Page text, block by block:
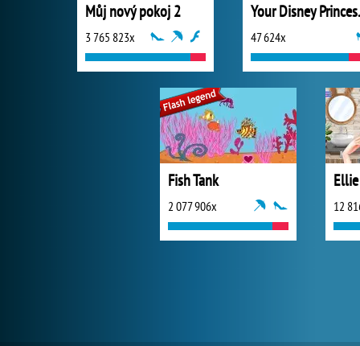
Můj nový pokoj 2
3 765 823x 47 624x
Fish Tank
2 077 906x 12